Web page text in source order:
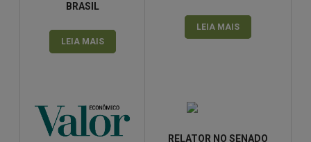
BRASIL
LEIA MAIS
LEIA MAIS
RELATOR NO SENADO